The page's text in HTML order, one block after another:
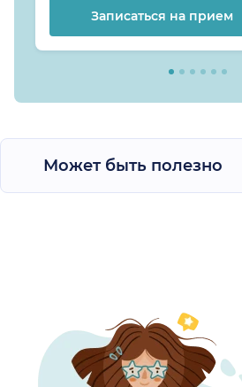
Записаться на прием
Может быть полезно